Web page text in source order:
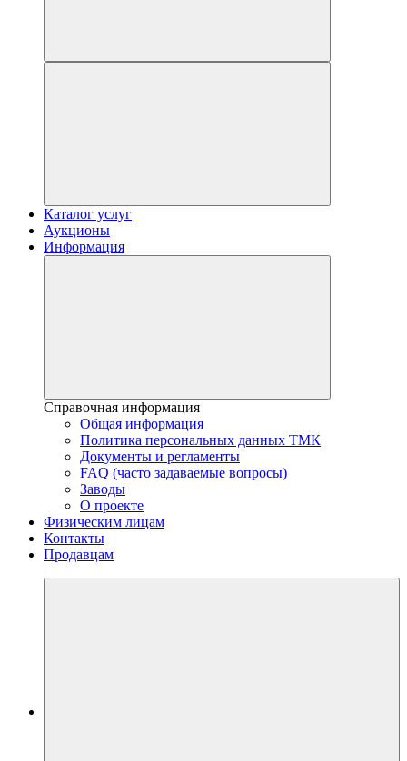
Каталог услуг
Аукционы
Информация
Справочная информация
Общая информация
Политика персональных данных ТМК
Документы и регламенты
FAQ (часто задаваемые вопросы)
Заводы
О проекте
Физическим лицам
Контакты
Продавцам